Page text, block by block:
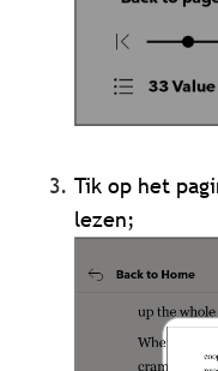
Tik op het
lezen;